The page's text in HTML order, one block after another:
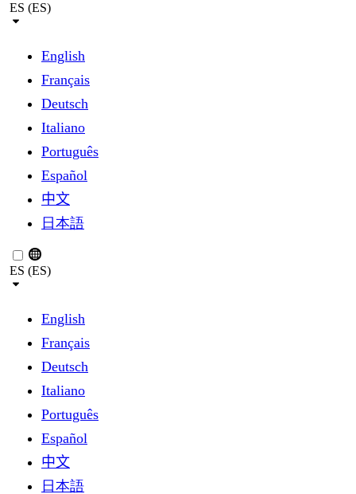
ES (ES)
English
Français
Deutsch
Italiano
Português
Español
中文
日本語
ES (ES)
English
Français
Deutsch
Italiano
Português
Español
中文
日本語